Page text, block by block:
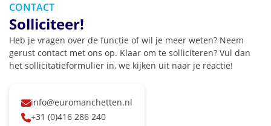
CONTACT
Solliciteer!
Heb je vragen over de functie of wil je meer weten? Neem
gerust contact met ons op. Klaar om te solliciteren? Vul dan
het sollicitatieformulier in, we kijken uit naar je reactie!
info@euromanchetten.nl
+31 (0)416 286 240